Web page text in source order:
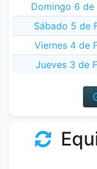
Domingo 6 de
Sábado 5 de
Viernes 4 de
Jueves 3 de